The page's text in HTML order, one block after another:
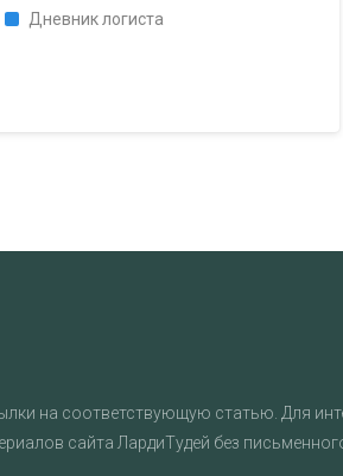
Дневник логиста
на соответствующую статью. Для
сайта ЛардиТудей без